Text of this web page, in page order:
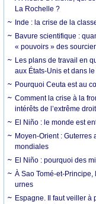
La Rochelle ?
Inde : la crise de la
Bavure scientifique :
« pouvoirs » des
Les plans de travail en
aux États-Unis et dans
Pourquoi Ceuta est au
Comment la crise à la
intérêts de l’extrême
El Niño : le monde est
Moyen-Orient :
mondiales
El Niño : pourquoi des
À Sao Tomé-et-
urnes
Espagne. Il faut veiller à